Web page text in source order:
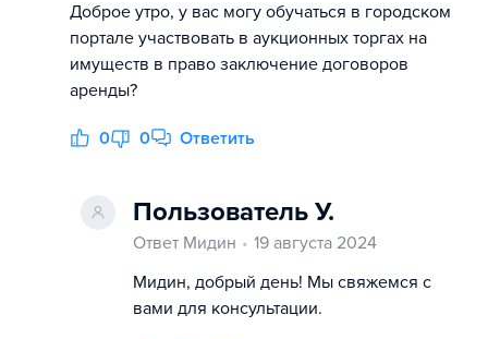
Доброе утро, у вас могу обучаться в городском
портале участвовать в аукционных торгах на
имуществ в право заключение договоров
аренды?
0 0 Ответить
Пользователь У.
Ответ Мидин
19 августа 2024
Мидин, добрый день! Мы свяжемся с
вами для консультации.